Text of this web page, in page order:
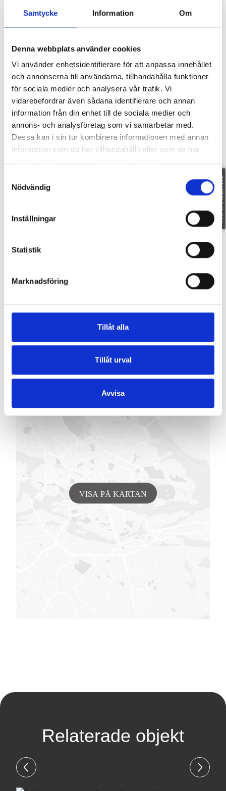
Samtycke Information Om
Denna webbplats använder cookies
Vi använder enhetsidentifierare för att anpassa innehållet
och annonserna till användarna, tillhandahålla funktioner
för sociala medier och analysera vår trafik. Vi
vidarebefordrar även sådana identifierare och annan
information från din enhet till de sociala medier och
annons- och analysföretag som vi samarbetar med.
Dessa kan i sin tur kombinera informationen med annan
information som du har tillhandahållit eller som de har
Nödvändig
Inställningar
Statistik
Marknadsföring
Tillåt alla
Tillåt urval
Avvisa
Fakta
SE FAKTA
Dokument
BESIKTNINGSPROTOKOLL STOCKKÄRRSVÄGEN 75
Planritning
Karta
STOCKKÄRRSVÄGEN 75 -762 97 EDSBRO
VISA PÅ KARTAN
Relaterade objekt
FRI VÄRDERING